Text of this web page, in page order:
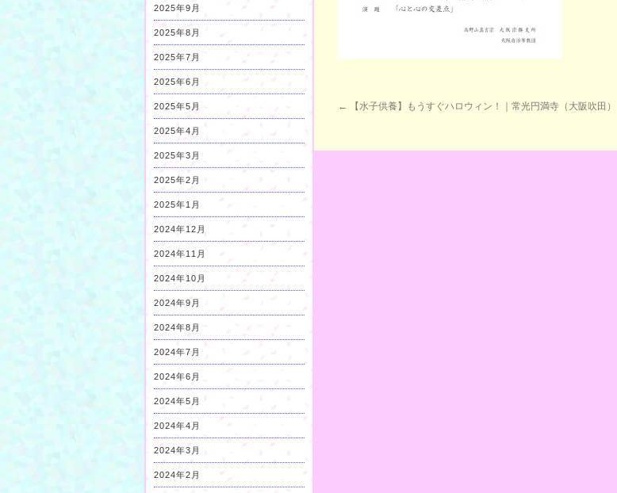
← 【水子供養】もうすぐハロウィン！｜常光円満寺（大阪吹田）
2025年9月
2025年8月
2025年7月
2025年6月
2025年5月
2025年4月
2025年3月
2025年2月
2025年1月
2024年12月
2024年11月
2024年10月
2024年9月
2024年8月
2024年7月
2024年6月
2024年5月
2024年4月
2024年3月
2024年2月